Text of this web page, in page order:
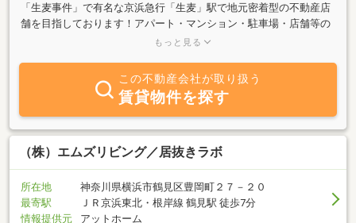
「生麦事件」で有名な京浜急行「生麦」駅で地元密着型の不動産店
舗を目指しております！アパート・マンション・駐車場・店舗等の
自社物件を多数ご用意して、皆様のご来店をお待ちしております。
で、お気軽に何なりとご相談下さい！
もっと見る
この不動産会社が取り扱う
賃貸物件を探す
（株）エムズリビング／居抜きラボ
所在地
神奈川県横浜市鶴見区豊岡町２７－２０
最寄駅
ＪＲ京浜東北・根岸線 鶴見駅 徒歩7分
情報提供元
アットホーム